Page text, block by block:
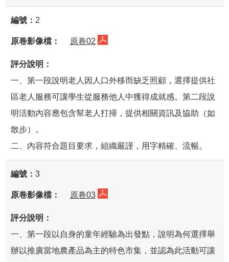
2
原卷02
一、第一段說明老人因人口外移而缺乏照顧，選擇提供社
區老人服務可讓學生從服務他人中獲得成就感。第二段說
明活動內容應包含幫老人打掃，提供相關資訊及協助（如
散步）。
二、內容符合題目要求，組織嚴謹，用字精確、流暢。
3
原卷03
一、第一段以自身的童年經驗為出發點，說明為何選擇舉
辦以推廣當地農產品為主的特色市集，並認為此活動可讓